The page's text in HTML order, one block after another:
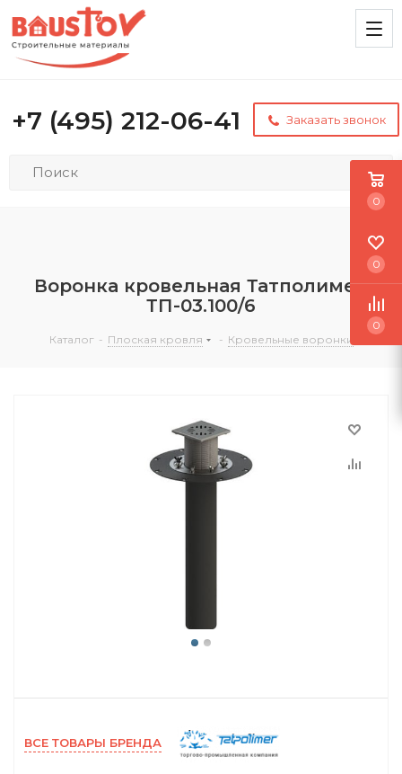
+7 (495) 212-06-41 Заказать звонок
Воронка кровельная Татполимер
ТП-03.100/6
Каталог - Плоская кровля - Кровельные воронки
ВСЕ ТОВАРЫ БРЕНДА
0
0
0